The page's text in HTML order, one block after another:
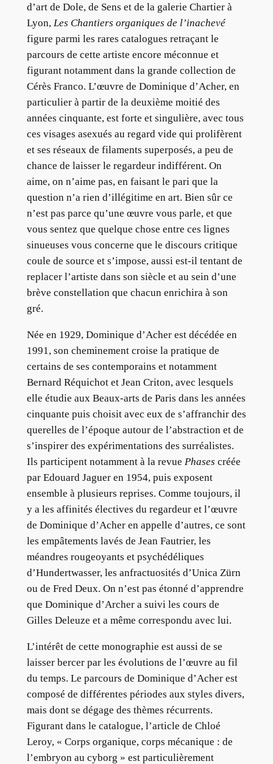
d’art de Dole, de Sens et de la galerie Chartier à
Lyon, Les Chantiers organiques de l’inachevé
figure parmi les rares catalogues retraçant le
parcours de cette artiste encore méconnue et
figurant notamment dans la grande collection de
Cérès Franco. L’œuvre de Dominique d’Acher, en
particulier à partir de la deuxième moitié des
années cinquante, est forte et singulière, avec tous
ces visages asexués au regard vide qui prolifèrent
et ses réseaux de filaments superposés, a peu de
chance de laisser le regardeur indifférent. On
aime, on n’aime pas, en faisant le pari que la
question n’a rien d’illégitime en art. Bien sûr ce
n’est pas parce qu’une œuvre vous parle, et que
vous sentez que quelque chose entre ces lignes
sinueuses vous concerne que le discours critique
coule de source et s’impose, aussi est-il tentant de
replacer l’artiste dans son siècle et au sein d’une
brève constellation que chacun enrichira à son
gré.
Née en 1929, Dominique d’Acher est décédée en
1991, son cheminement croise la pratique de
certains de ses contemporains et notamment
Bernard Réquichot et Jean Criton, avec lesquels
elle étudie aux Beaux-arts de Paris dans les années
cinquante puis choisit avec eux de s’affranchir des
querelles de l’époque autour de l’abstraction et de
s’inspirer des expérimentations des surréalistes.
Ils participent notamment à la revue Phases créée
par Edouard Jaguer en 1954, puis exposent
ensemble à plusieurs reprises. Comme toujours, il
y a les affinités électives du regardeur et l’œuvre
de Dominique d’Acher en appelle d’autres, ce sont
les empâtements lavés de Jean Fautrier, les
méandres rougeoyants et psychédéliques
d’Hundertwasser, les anfractuosités d’Unica Zürn
ou de Fred Deux. On n’est pas étonné d’apprendre
que Dominique d’Archer a suivi les cours de
Gilles Deleuze et a même correspondu avec lui.
L’intérêt de cette monographie est aussi de se
laisser bercer par les évolutions de l’œuvre au fil
du temps. Le parcours de Dominique d’Acher est
composé de différentes périodes aux styles divers,
mais dont se dégage des thèmes récurrents.
Figurant dans le catalogue, l’article de Chloé
Leroy, « Corps organique, corps mécanique : de
l’embryon au cyborg » est particulièrement